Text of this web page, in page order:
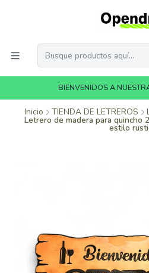
BIENVENIDOS A
Inicio TIENDA DE LETREROS
Letrero de madera para quincho
estilo